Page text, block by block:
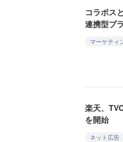
コラボス
連携型プ
マーケティ
楽天、
を開始
ネット広告